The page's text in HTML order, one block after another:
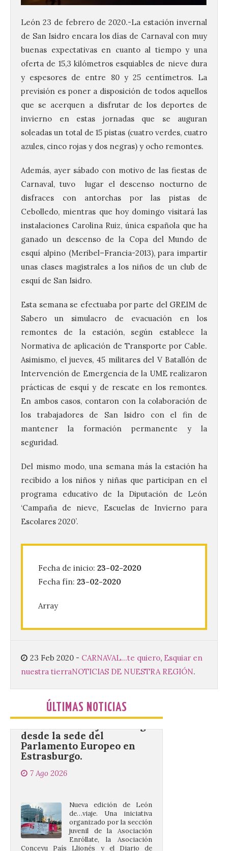
León 23 de febrero de 2020.-La estación invernal
de San Isidro encara los días de Carnaval con muy
buenas expectativas en cuanto al tiempo y una
oferta de 15,3 kilómetros esquiables de nieve dura
y espesores de entre 80 y 25 centímetros. La
previsión es poner a disposición de todos aquellos
que se acerquen a disfrutar de los deportes de
invierno en estas jornadas que se auguran
soleadas un total de 15 pistas (cuatro verdes, cuatro
azules, cinco rojas y dos negras) y ocho remontes.
Además, ayer sábado con motivo de las fiestas de
Carnaval, tuvo lugar el descenso nocturno de
disfraces con antorchas por las pistas de
Cebolledo, mientras que hoy domingo visitará las
instalaciones Carolina Ruiz, única española que ha
ganado un descenso de la Copa del Mundo de
esquí alpino (Meribel–Francia-2013), para impartir
unas clases magistrales a los niños de un club de
esquí de San Isidro.
Esta semana se efectuaba por parte del GREIM de
Sabero un simulacro de evacuación en los
remontes de la estación, según establece la
Normativa de aplicación de Transporte por Cable.
Asimismo, el jueves, 45 militares del V Batallón de
Intervención de Emergencia de la UME realizaron
prácticas de esquí y de rescate en los remontes.
En ambos casos, contaron con la colaboración de
los trabajadores de San Isidro con el fin de
mantener la formación permanente y la
seguridad.
Del mismo modo, una semana más la estación ha
recibido a los niños y niñas que participan en el
programa educativo de la Diputación de León
‘Campaña de nieve, Escuelas de Invierno para
Escolares 2020’.
Fecha de inicio: 23-02-2020
Fecha fín: 23-02-2020
Array
23 Feb 2020 - CARNAVAL...te quiero, Esquiar en
nuestra tierraNOTICIAS DE NUESTRA REGIÓN.
ÚLTIMAS NOTICIAS
Vuelve la tradicional Feria
de Dulces del Convento a
Gradefes
7 Ago 2026
agosto en los aledaños del
mejores dulces conventuales, tradición,
[…]
de León de…viaje nos llega
desde la sede del
Estrasburgo.
7 Ago 2026
organizado por la sección
juvenil de la Asociación
Enróllate, la Asociación
Conceyu País Llionés y el Diario de
Turismo, Ocio e Información para
jóvenes “Enredando.info”. . La